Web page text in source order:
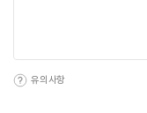
유의사항